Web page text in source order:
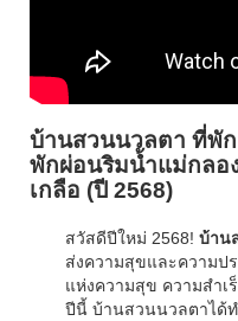
บ้านสวนนวลตา ที่พั
พักผ่อนริมน้ำแม่กลอ
เกลือ (ปี 2568)
สวัสดีปีใหม่ 2568! บ้าน
ส่งความสุขและความป
แห่งความสุข ความสำเ
ปีนี้ บ้านสวนนวลตาได้ท